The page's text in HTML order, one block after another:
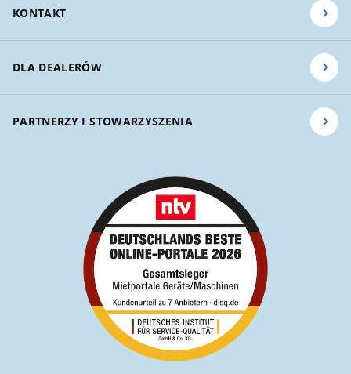
KONTAKT
DLA DEALERÓW
PARTNERZY I STOWARZYSZENIA